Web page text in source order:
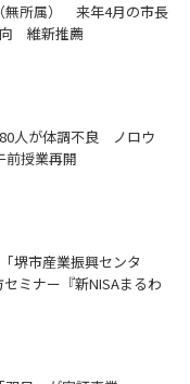
無所属） 来年4月の市長
向 維新推薦
人が体調不良 ノロウ
前授業再開
堺市産業振興センタ
ミナー『新NISAまるわ